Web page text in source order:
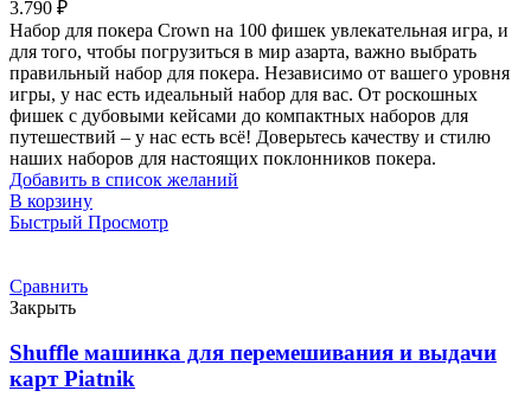
3.790 ₽
Набор для покера Crown на 100 фишек увлекательная игра, и
для того, чтобы погрузиться в мир азарта, важно выбрать
правильный набор для покера. Независимо от вашего уровня
игры, у нас есть идеальный набор для вас. От роскошных
фишек с дубовыми кейсами до компактных наборов для
путешествий – у нас есть всё! Доверьтесь качеству и стилю
наших наборов для настоящих поклонников покера.
Добавить в список желаний
В корзину
Быстрый Просмотр
Сравнить
Закрыть
Shuffle машинка для перемешивания и выдачи
карт Piatnik